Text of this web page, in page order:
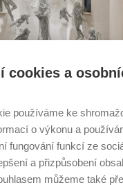
Slavětíně levitují
Slavětín na Trutnovsku se
cookies a
používáme ke
o výkonu a
fungování funkcí ze
a přizpůsobení
můžeme také